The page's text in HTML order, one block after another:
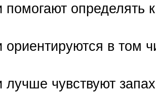
помогают определять
ориентируются в том
лучше чувствуют